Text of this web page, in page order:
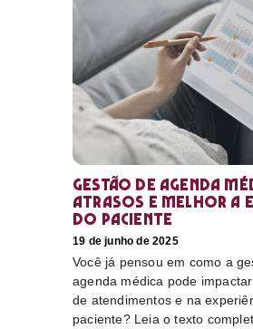
Gestão de agenda
atrasos e melhor a
do paciente
19 de junho de 2025
Você já pensou em como a
agenda médica pode
de atendimentos e na
paciente? Leia o texto